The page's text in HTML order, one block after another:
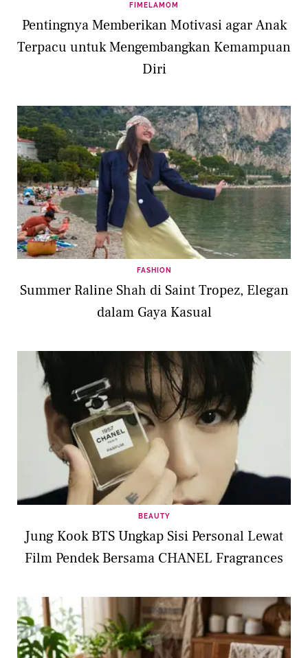
FIMELAMOM
Pentingnya Memberikan Motivasi agar Anak
Terpacu untuk Mengembangkan Kemampuan
Diri
FASHION
Summer Raline Shah di Saint Tropez, Elegan
dalam Gaya Kasual
BEAUTY
Jung Kook BTS Ungkap Sisi Personal Lewat
Film Pendek Bersama CHANEL Fragrances